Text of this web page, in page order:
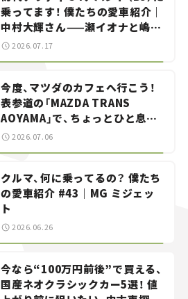
乗ってます！ 僕たちの愛車紹介｜
中村大輝さん——瀬イオナと嶋田
智之の「クルマでざっくばらんば
らん！」＃20
2026.07.17
今度、マツダのカフェへ行こう！
表参道の「MAZDA TRANS
AOYAMA」で、ちょっとひと息。
——連載｜CCGとクルマでどうす
2026.07.06
クルマ、何に乗ってるの？ 僕たち
の愛車紹介 #43｜MG ミジェッ
ト
2026.06.26
今なら“100万円前後”で買える、
国産ネオクラシックカー5選！ 値